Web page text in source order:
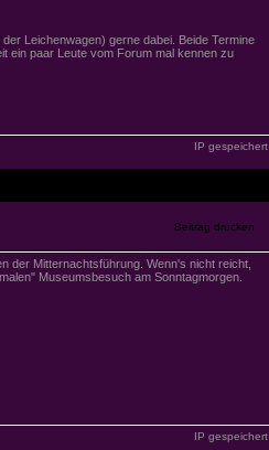
Leichenwagen) gerne dabei. Beide Termine
ein paar Leute vom Forum mal kennen zu
IP gespeichert
der Mitternachtsführung. Wenn's nicht reicht,
Museumsbesuch am Sonntagmorgen.
IP gespeichert